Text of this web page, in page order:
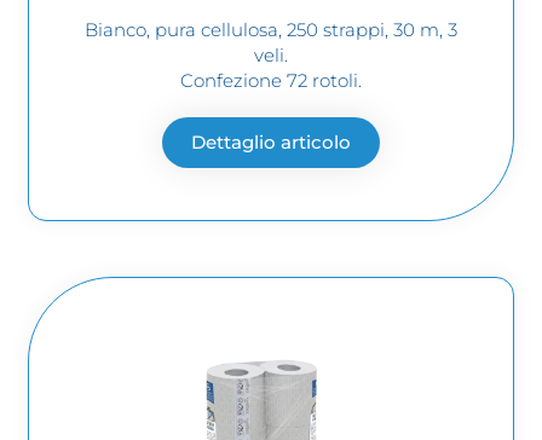
Bianco, pura cellulosa, 250 strappi, 30 m, 3
veli.
Confezione 72 rotoli.
Dettaglio articolo